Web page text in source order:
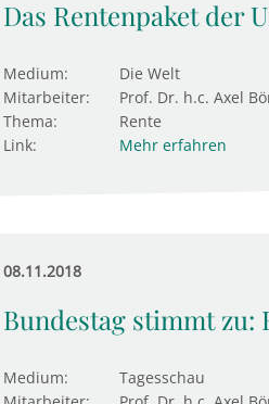
Das Rentenpaket der
Medium:
Die Welt
Mitarbeiter:
Prof. Dr. h.c. Axel
Thema:
Rente
Link:
Mehr erfahren
08.11.2018
Bundestag stimmt zu:
Medium:
Tagesschau